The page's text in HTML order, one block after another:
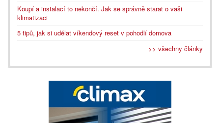
Koupí a instalací to nekončí. Jak se správně starat o vaši
klimatizaci
5 tipů, jak si udělat víkendový reset v pohodlí domova
>> všechny články